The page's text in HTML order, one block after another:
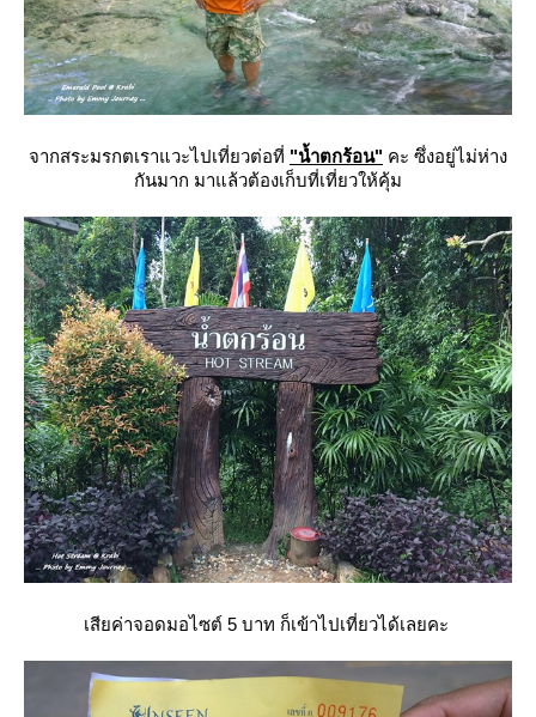
จากสระมรกตเราแวะไปเที่ยวต่อที่ "น้ำตกร้อน" คะ ซึ่งอยู่ไม่ห่าง
กันมาก มาแล้วต้องเก็บที่เที่ยวให้คุ้ม
เสียค่าจอดมอไซต์ 5 บาท ก็เข้าไปเที่ยวได้เลยคะ